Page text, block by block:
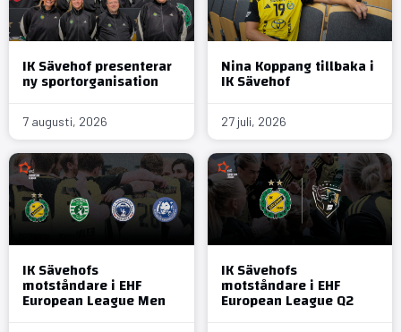
IK Sävehof presenterar
ny sportorganisation
7 augusti, 2026
Nina Koppang tillbaka i
IK Sävehof
27 juli, 2026
IK Sävehofs
motståndare i EHF
European League Men
IK Sävehofs
motståndare i EHF
European League Q2